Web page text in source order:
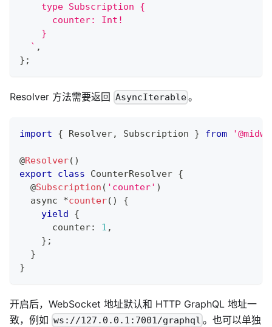
    type Subscription {
      counter: Int!
    }
` ,
} ;
Resolver 方法需要返回 AsyncIterable。
import { Resolver, Subscription } from
@Resolver( )
export
class CounterResolver {
@Subscription ( 'counter' )
  async
*counter( )
{
yield
{
      counter
: 1 ,
} ;
}
}
开启后，WebSocket 地址默认和 HTTP GraphQL 地址一
致，例如 ws://127.0.0.1:7001/graphql 。也可以单独